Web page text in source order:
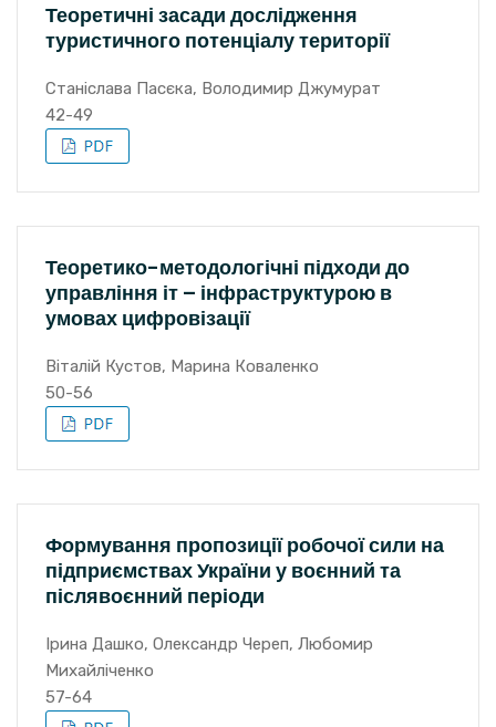
Теоретичні засади дослідження
туристичного потенціалу території
Станіслава Пасєка, Володимир Джумурат
42-49
Теоретико-методологічні підходи до
управління іт – інфраструктурою в
умовах цифровізації
Віталій Кустов, Марина Коваленко
50-56
Формування пропозиції робочої сили на
підприємствах України у воєнний та
післявоєнний періоди
Ірина Дашко, Олександр Череп, Любомир
Михайліченко
57-64